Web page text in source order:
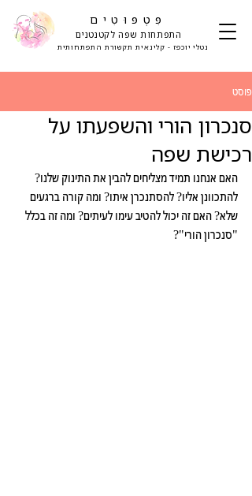
פִּטְפּוּטִים
התפתחות שפה לקטנטנים
נטלי יוכפז - קלינאית תקשורת התפתחותית
פוסט
סנכרון הורי והשפעתו על
רכישת שפה
האם אנחנו תמיד מצליחים להבין את התינוק שלנו?
להתכוונן אליו? להסתנכרן איתו? ומה קורה ברגעים
שלא? האם זה יכול להטיב עימו לעיתים? ומה זה בכלל
"סנכרון הורי"?